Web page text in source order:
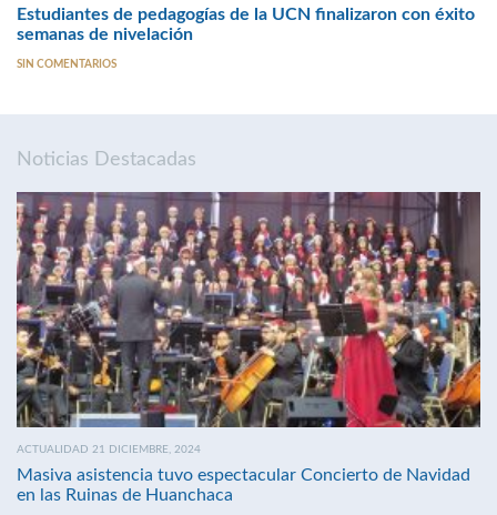
Estudiantes de pedagogías de la UCN finalizaron con éxito
semanas de nivelación
SIN COMENTARIOS
Noticias Destacadas
ACTUALIDAD 21 DICIEMBRE, 2024
Masiva asistencia tuvo espectacular Concierto de Navidad
en las Ruinas de Huanchaca